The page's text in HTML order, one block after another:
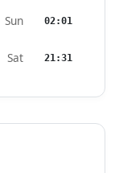
Sun 02:01
Sat 21:31